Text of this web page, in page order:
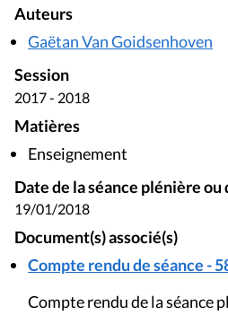
Auteurs
Gaëtan Van Goidsenhoven
Session
2017 - 2018
Matières
Enseignement
Date de la séance plénière ou
19/01/2018
Document(s) associé(s)
Compte rendu de séance -
Compte rendu de la séance